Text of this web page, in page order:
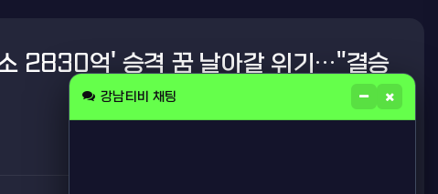
2830억' 승격 꿈 날아갈 위기…"결승
강남티비 채팅